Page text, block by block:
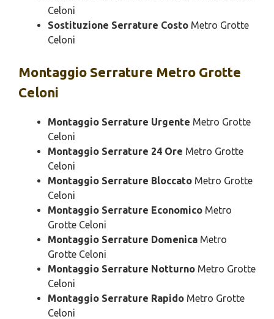
Celoni
Sostituzione Serrature Costo Metro Grotte
Celoni
Montaggio Serrature Metro Grotte
Celoni
Montaggio Serrature Urgente Metro Grotte
Celoni
Montaggio Serrature 24 Ore Metro Grotte
Celoni
Montaggio Serrature Bloccato Metro Grotte
Celoni
Montaggio Serrature Economico Metro
Grotte Celoni
Montaggio Serrature Domenica Metro
Grotte Celoni
Montaggio Serrature Notturno Metro Grotte
Celoni
Montaggio Serrature Rapido Metro Grotte
Celoni